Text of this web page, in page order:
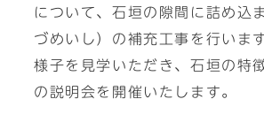
について、石垣の隙間に詰め込
づめいし）の補充工事を行いま
様子を見学いただき、石垣の特
の説明会を開催いたします。